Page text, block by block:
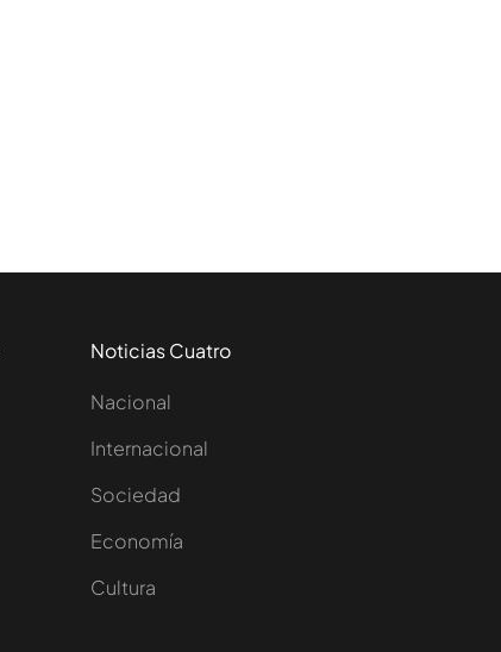
Noticias Cuatro
Nacional
Internacional
Sociedad
Economía
Cultura